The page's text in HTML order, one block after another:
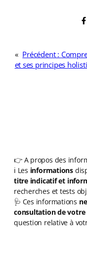
« Précédent :
et ses principes
👉 A propos des
ℹ️ Les informations
titre indicatif et
recherches et tests
🩺 Ces informations
consultation de votre
question relative à